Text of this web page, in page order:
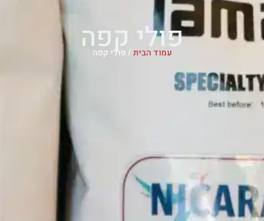
פולי קפה
עמוד הבית/ פולי קפה